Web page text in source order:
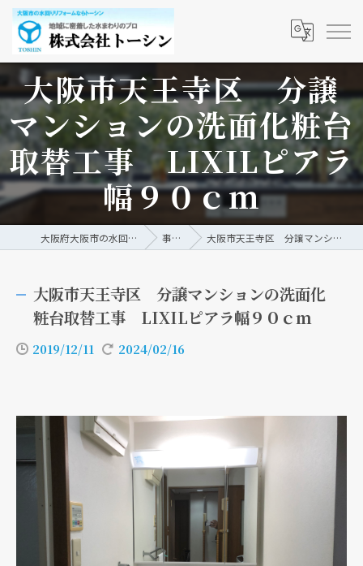
大阪市天王寺区 分譲
マンションの洗面化粧台
取替工事 LIXILピアラ
幅９０ｃｍ
大阪府大阪市の水回りリフォームなら株式会社トーシン 事例/ブログ 大阪市天王寺区 分譲マンションの洗面化粧台取替工事 LIXILピアラ幅９０ｃｍ
大阪市天王寺区 分譲マンションの洗面化
粧台取替工事 LIXILピアラ幅９０ｃｍ
2019/12/11 2024/02/16